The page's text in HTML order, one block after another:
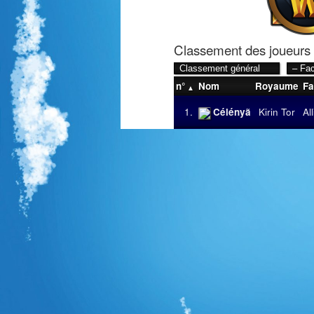
Classement des joueurs
n° Nom Royaume
1.
Célényã Kirin Tor